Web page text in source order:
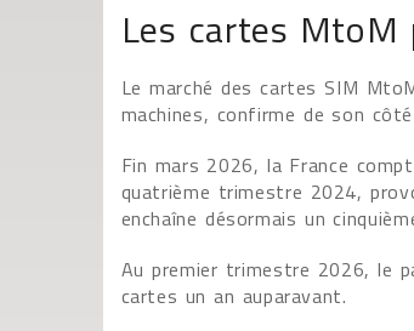
Les cartes MtoM
Le marché des cartes SIM
machines, confirme de son
Fin mars 2026, la France
quatrième trimestre 2024,
enchaîne désormais un
Au premier trimestre 2026, le
cartes un an auparavant.